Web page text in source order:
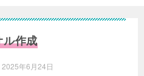
作成
2025年6月24日